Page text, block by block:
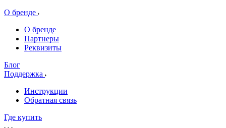
О бренде
О бренде
Партнеры
Реквизиты
Блог
Поддержка
Инструкции
Обратная связь
Где купить